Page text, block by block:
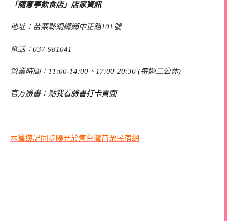
「隨意亭飲食店」店家資訊
地址：苗栗縣銅鑼鄉中正路101號
電話：037-981041
營業時間：11:00-14:00、17:00-20:30 (每週二公休)
官方臉書： 點我看臉書打卡頁面
本篇遊記同步曝光於瘋台灣苗栗民宿網